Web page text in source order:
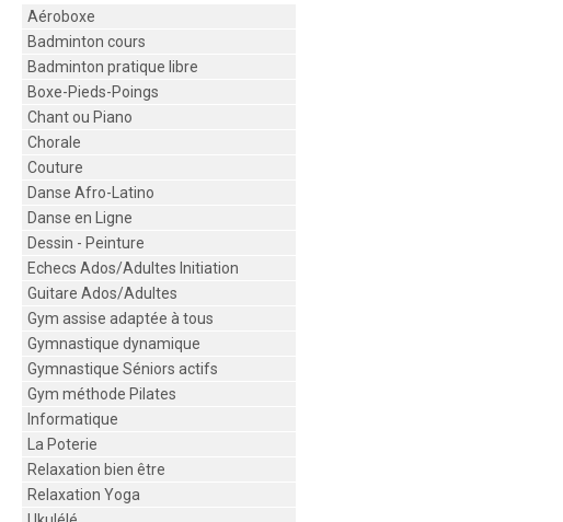
Aéroboxe
Badminton cours
Badminton pratique libre
Boxe-Pieds-Poings
Chant ou Piano
Chorale
Couture
Danse Afro-Latino
Danse en Ligne
Dessin - Peinture
Echecs Ados/Adultes Initiation
Guitare Ados/Adultes
Gym assise adaptée à tous
Gymnastique dynamique
Gymnastique Séniors actifs
Gym méthode Pilates
Informatique
La Poterie
Relaxation bien être
Relaxation Yoga